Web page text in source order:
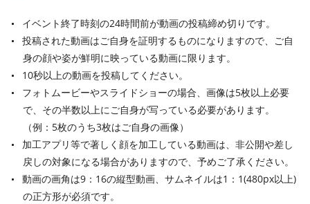
イベント終了時刻の24時間前が動画の投稿締め切りです。
投稿された動画はご自身を証明するものになりますので、ご自
身の顔や姿が鮮明に映っている動画に限ります。
10秒以上の動画を投稿してください。
フォトムービーやスライドショーの場合、画像は5枚以上必要
で、その半数以上にご自身が写っている必要があります。
（例：5枚のうち3枚はご自身の画像）
加工アプリ等で著しく顔を加工している動画は、非公開や差し
戻しの対象になる場合がありますので、予めご了承ください。
動画の画角は9：16の縦型動画、サムネイルは1：1(480px以上)
の正方形が必須です。